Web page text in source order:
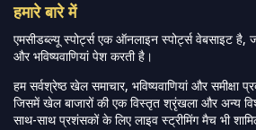
हमारे बारे में
एमसीडब्ल्यू स्पोर्ट्स एक ऑनलाइन स्पोर्ट्स वेबसाइट है,
और भविष्यवाणियां पेश करती है।
हम सर्वश्रेष्ठ खेल समाचार, भविष्यवाणियां और समीक्षा
जिसमें खेल बाजारों की एक विस्तृत श्रृंखला और अन्य
साथ-साथ प्रशंसकों के लिए लाइव स्ट्रीमिंग मैच भी